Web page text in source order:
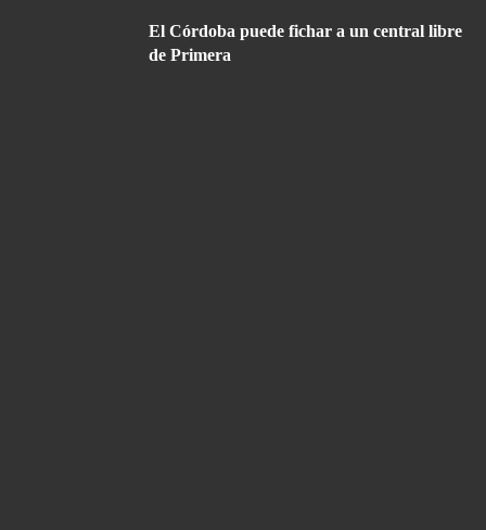
El Córdoba puede fichar a un central libre
de Primera